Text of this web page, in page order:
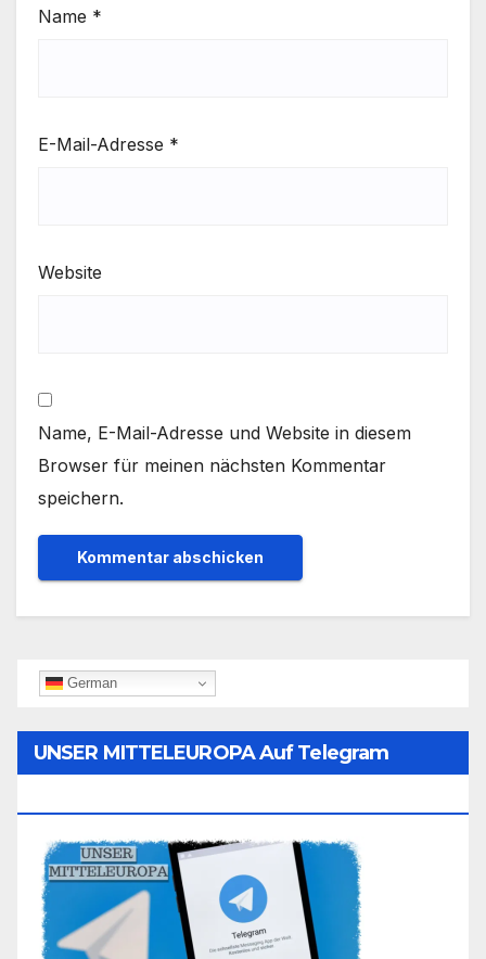
Name *
E-Mail-Adresse *
Website
Name, E-Mail-Adresse und Website in diesem
Browser für meinen nächsten Kommentar
speichern.
German
UNSER MITTELEUROPA Auf Telegram